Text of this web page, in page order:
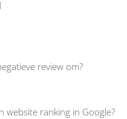
review om?
website ranking in Google?